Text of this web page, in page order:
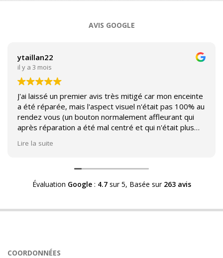
AVIS GOOGLE
ytaillan22
il y a 3 mois
J'ai laissé un premier avis très mitigé car mon enceinte
a été réparée, mais l'aspect visuel n'était pas 100% au
rendez vous (un bouton normalement affleurant qui
après réparation a été mal centré et qui n'était plus
Héritage afin d'échanger sur mon expérience et on
m'a fourni des explications sur le pourquoi cet aspect
visuel.
enceinte n'est plus fabriqué (et donc vendu) et que
Avoir ce genre d'explication est utile et valorisant pour
Lire la suite
Évaluation Google: 4.7sur 5, Basée sur 263 avis
COORDONNÉES